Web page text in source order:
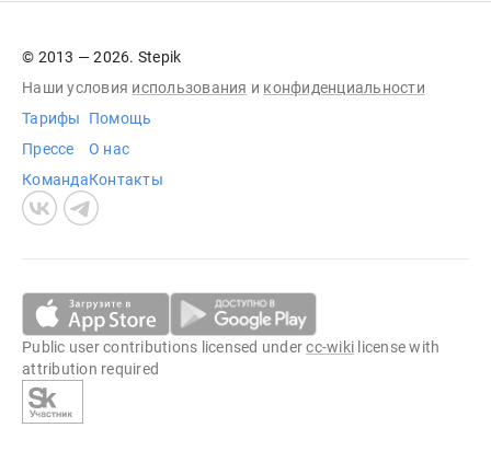
© 2013 — 2026. Stepik
Наши условия использования и конфиденциальности
Тарифы
Прессе
Команда
Помощь
О нас
Контакты
Public user contributions licensed undercc-wiki license with
attribution required